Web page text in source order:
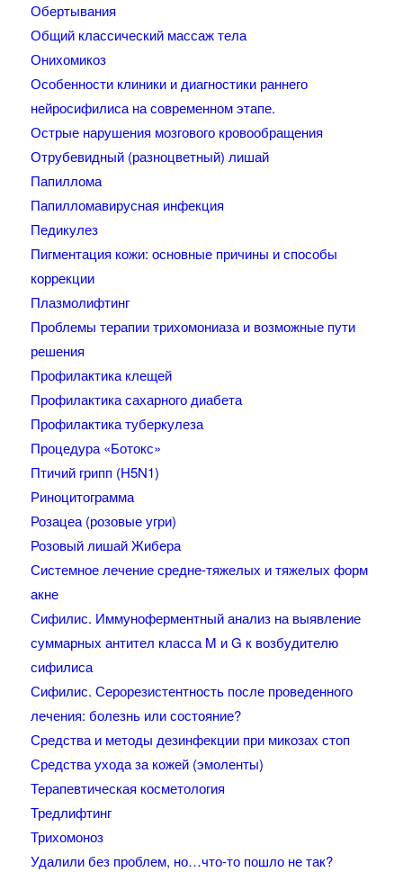
Обертывания
Общий классический массаж тела
Онихомикоз
Особенности клиники и диагностики раннего
нейросифилиса на современном этапе.
Острые нарушения мозгового кровообращения
Отрубевидный (разноцветный) лишай
Папиллома
Папилломавирусная инфекция
Педикулез
Пигментация кожи: основные причины и способы
коррекции
Плазмолифтинг
Проблемы терапии трихомониаза и возможные пути
решения
Профилактика клещей
Профилактика сахарного диабета
Профилактика туберкулеза
Процедура «Ботокс»
Птичий грипп (H5N1)
Риноцитограмма
Розацеа (розовые угри)
Розовый лишай Жибера
Системное лечение средне-тяжелых и тяжелых форм
акне
Сифилис. Иммуноферментный анализ на выявление
суммарных антител класса M и G к возбудителю
сифилиса
Сифилис. Серорезистентность после проведенного
лечения: болезнь или состояние?
Средства и методы дезинфекции при микозах стоп
Средства ухода за кожей (эмоленты)
Терапевтическая косметология
Тредлифтинг
Трихомоноз
Удалили без проблем, но…что-то пошло не так?